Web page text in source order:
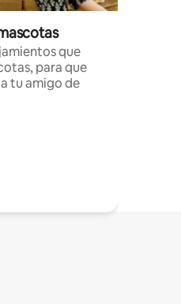
que
para que
tu amigo de